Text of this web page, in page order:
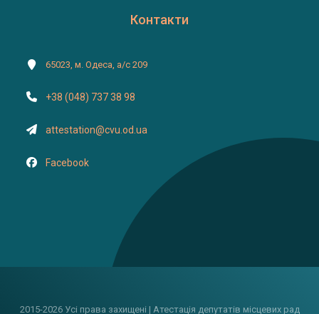
Контакти
65023, м. Одеса, а/с 209
+38 (048) 737 38 98
attestation@cvu.od.ua
Facebook
2015-2026 Усі права захищені | Атестація депутатів місцевих рад